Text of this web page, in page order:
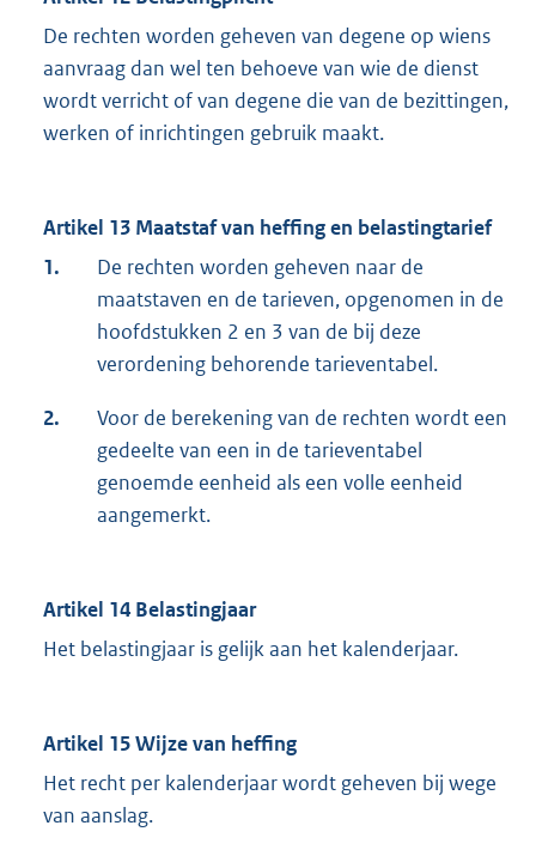
De rechten worden geheven van degene op wiens
aanvraag dan wel ten behoeve van wie de dienst
wordt verricht of van degene die van de bezittingen,
werken of inrichtingen gebruik maakt.
Artikel 13 Maatstaf van heffing en belastingtarief
1.
De rechten worden geheven naar de
maatstaven en de tarieven, opgenomen in de
hoofdstukken 2 en 3 van de bij deze
verordening behorende tarieventabel.
2.
Voor de berekening van de rechten wordt een
gedeelte van een in de tarieventabel
genoemde eenheid als een volle eenheid
aangemerkt.
Artikel 14 Belastingjaar
Het belastingjaar is gelijk aan het kalenderjaar.
Artikel 15 Wijze van heffing
Het recht per kalenderjaar wordt geheven bij wege
van aanslag.